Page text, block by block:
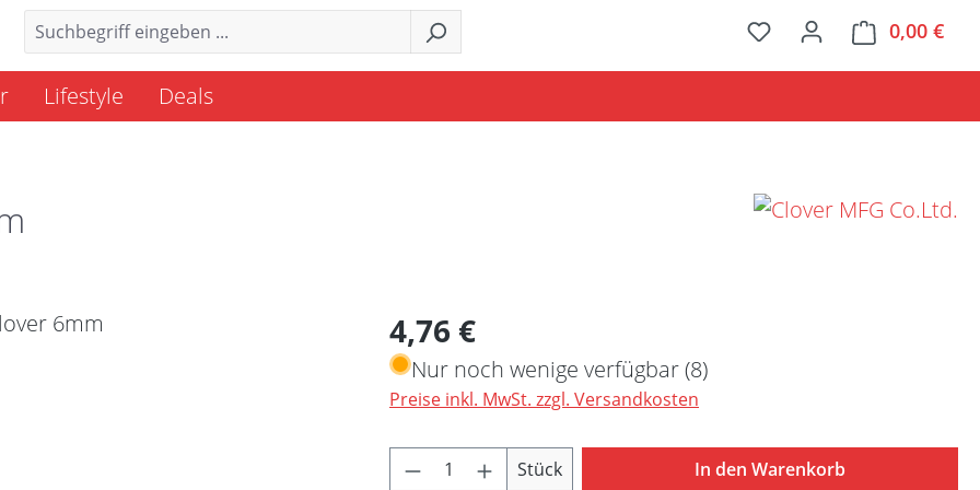
0,00 €
Lifestyle Deals
Regulärer Preis:
4,76 €
Nur noch wenige verfügbar (8)
Preise inkl. MwSt. zzgl. Versandkosten
Produkt Anzahl: Gib den gewünschten Wert ein
Stück In den Warenkorb